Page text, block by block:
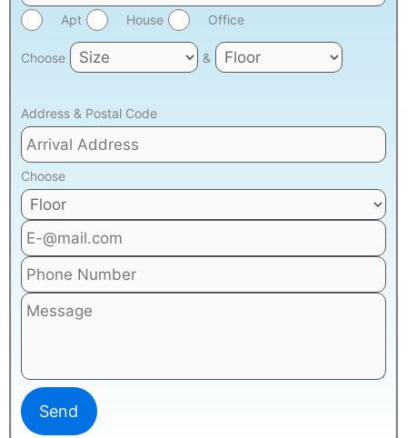
Apt House Office
Choose &
Address & Postal Code
Choose